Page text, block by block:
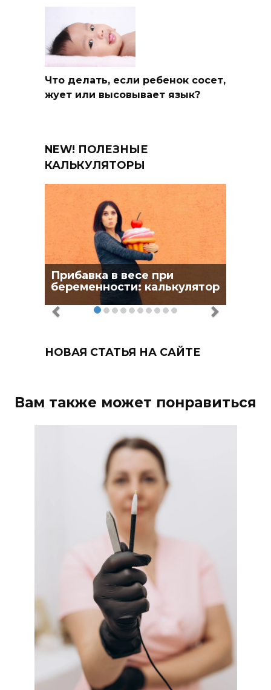
Что делать, если ребенок сосет,
жует или высовывает язык?
NEW! ПОЛЕЗНЫЕ
КАЛЬКУЛЯТОРЫ
Прибавка в весе при
беременности: калькулятор
НОВАЯ СТАТЬЯ НА САЙТЕ
Вам также может понравиться